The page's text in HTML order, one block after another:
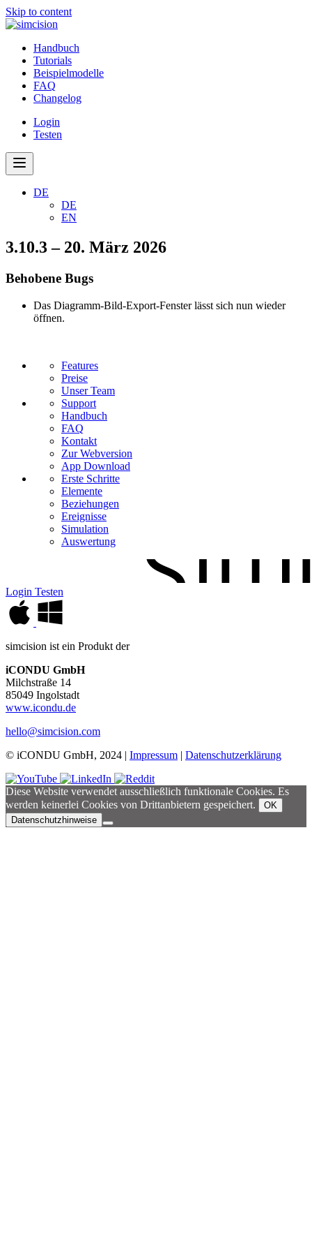
Skip to content
Handbuch
Tutorials
Beispielmodelle
FAQ
Changelog
Login
Testen
DE
DE
EN
3.10.3 – 20. März 2026
Behobene Bugs
Das Diagramm-Bild-Export-Fenster lässt sich nun wieder
öffnen.
Features
Preise
Unser Team
Support
Handbuch
FAQ
Kontakt
Zur Webversion
App Download
Erste Schritte
Elemente
Beziehungen
Ereignisse
Simulation
Auswertung
Login Testen
simcision ist ein Produkt der
iCONDU GmbH
Milchstraße 14
85049 Ingolstadt
www.icondu.de
hello@simcision.com
© iCONDU GmbH, 2024 | Impressum | Datenschutzerklärung
Diese Website verwendet ausschließlich funktionale Cookies. Es
werden keinerlei Cookies von Drittanbietern gespeichert.
OK
Datenschutzhinweise